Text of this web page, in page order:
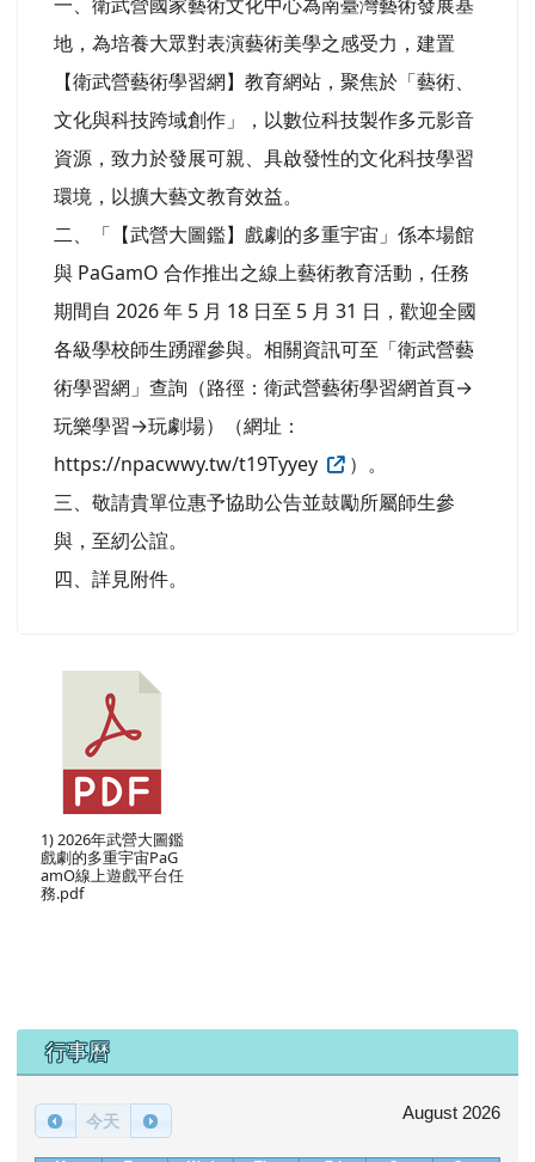
地，為培養大眾對表演藝術美學之感受力，建置
【衛武營藝術學習網】教育網站，聚焦於「藝術、
文化與科技跨域創作」，以數位科技製作多元影音
資源，致力於發展可親、具啟發性的文化科技學習
環境，以擴大藝文教育效益。
二、「【武營大圖鑑】戲劇的多重宇宙」係本場館
與 PaGamO 合作推出之線上藝術教育活動，任務
期間自 2026 年 5 月 18 日至 5 月 31 日，歡迎全國
各級學校師生踴躍參與。相關資訊可至「衛武營藝
術學習網」查詢（路徑：衛武營藝術學習網首頁→
玩樂學習→玩劇場）（網址：
https://npacwwy.tw/t19Tyyey
）。
三、敬請貴單位惠予協助公告並鼓勵所屬師生參
與，至紉公誼。
四、詳見附件。
1) 2026年武營大圖鑑
戲劇的多重宇宙PaG
amO線上遊戲平台任
務.pdf
下中區域內容
行事曆
今天 August 2026